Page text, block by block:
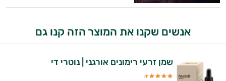
אנשים שקנו את המוצר הזה קנו גם
שמן זרעי רימונים אורגני | נוטרי די